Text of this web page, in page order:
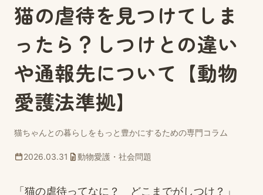
猫の虐待を見つけてしま
ったら？しつけとの違い
や通報先について【動物
愛護法準拠】
猫ちゃんとの暮らしをもっと豊かにするための専門コラム
2026.03.31 動物愛護・社会問題
「猫の虐待ってなに？ どこまでがしつけ？」